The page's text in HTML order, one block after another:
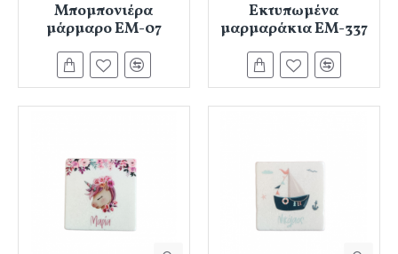
Μπομπονιέρα
μάρμαρο ΕΜ-07
Εκτυπωμένα
μαρμαράκια ΕΜ-337